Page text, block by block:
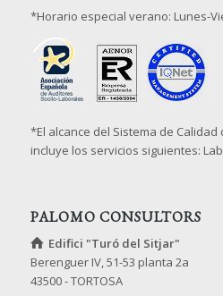
*Horario especial verano: Lunes-
*El alcance del Sistema de Calidad
incluye los servicios siguientes:
PALOMO CONSULTORS
Edifici "Turó del Sitjar"
Berenguer IV, 51-53 planta 2a
43500 - TORTOSA